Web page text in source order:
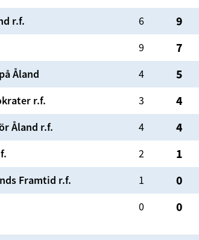
r.f. 6 9
9 7
Åland 4 5
r.f. 3 4
Åland r.f. 4 4
2 1
Framtid r.f. 1 0
0 0